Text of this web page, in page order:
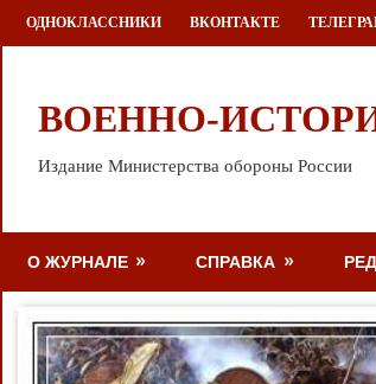
Перейти
к
ОДНОКЛАССНИКИ ВКОНТАКТЕ
ВОЕННО-
Издание Министерства обороны России
О ЖУРНАЛЕ СПРАВКА